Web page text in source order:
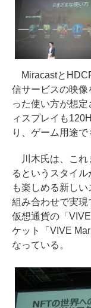
Miracastと
信サービスの映
った使い方が想
ィスプレイも
り、ゲーム用途で
川木氏は、これ
るというスタイ
も楽しめる新し
組み合わせで実現
仮想通貨の「
ケット「VIVE
なっている。